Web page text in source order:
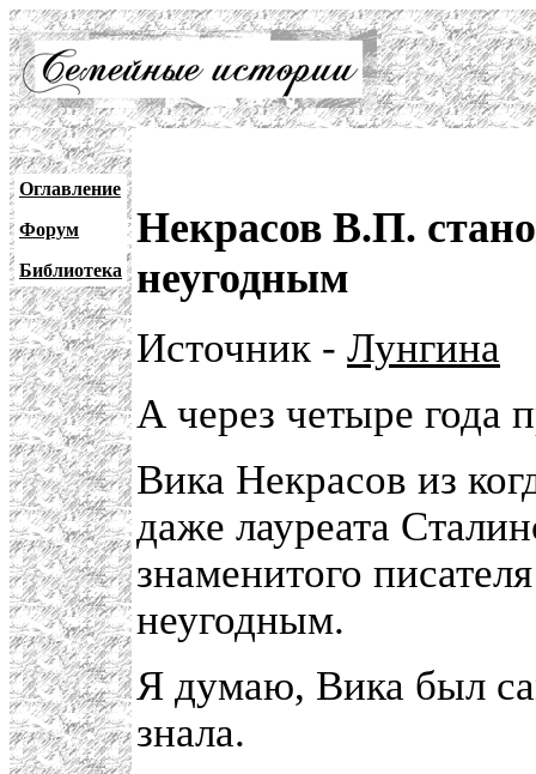
Оглавление
Форум
Библиотека
Некрасов В.П.
неугодным
Источник - Лунгина
А через четыре года
Вика Некрасов из
даже лауреата
знаменитого
неугодным.
Я думаю, Вика был
знала.